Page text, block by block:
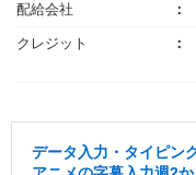
配給会社
クレジット
データ入力・タイピン